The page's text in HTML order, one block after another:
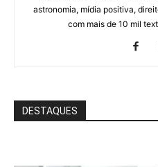
astronomia, mídia positiva,
com mais de 10 mil
DESTAQUES